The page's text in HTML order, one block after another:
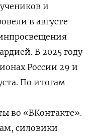
и
в августе
В 2025 году
России 29 и
По итогам
во «ВКонтакте».
силовики